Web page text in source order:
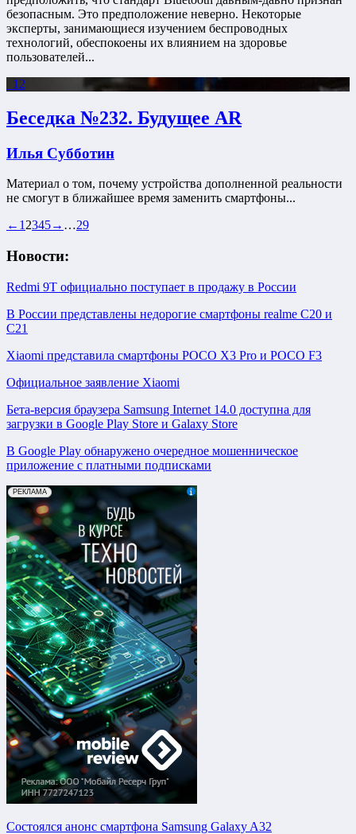
безопасным. Это предположение неверно. Некоторые
эксперты, занимающиеся изучением беспроводных
технологий, обеспокоены их влиянием на здоровье
пользователей...
12
Беседка №232. Будущее AR
Илья Субботин
Материал о том, почему устройства дополненной реальности
не смогут в ближайшее время заменить смартфоны...
← 12345→ …29
Новости:
Redmi 9T официально поступает в продажу в России
В России представлены недорогие смартфоны realme C20 и
C21
Xiaomi представила смартфоны POCO X3 Pro и POCO F3
Официальное заявление Xiaomi
Бета-версия браузера Samsung Internet 14.0 доступна для
загрузки в Google Play Store и Galaxy Store
В Google Play обнаружено очередное мошенническое
приложение с платными подписками
Состоялся анонс смартфона Samsung Galaxy A32